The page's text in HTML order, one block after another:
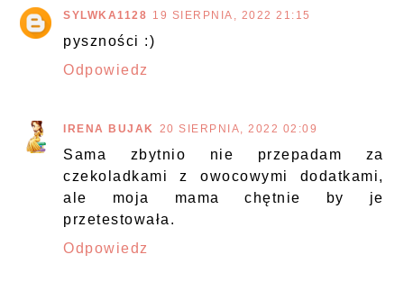
SYLWKA1128 19 SIERPNIA, 2022 21:15
pyszności :)
Odpowiedz
IRENA BUJAK 20 SIERPNIA, 2022 02:09
Sama zbytnio nie przepadam za
czekoladkami z owocowymi dodatkami,
ale moja mama chętnie by je
przetestowała.
Odpowiedz